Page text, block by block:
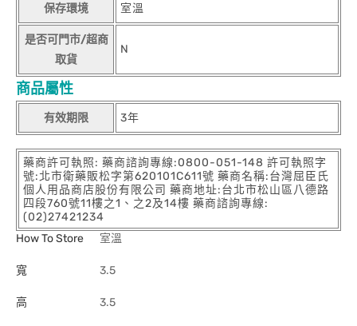
保存環境 室溫
是否可門市/超商
取貨
N
商品屬性
有效期限 3年
藥商許可執照: 藥商諮詢專線:0800-051-148 許可執照字
號:北市衛藥販松字第620101C611號 藥商名稱:台灣屈臣氏
個人用品商店股份有限公司 藥商地址:台北市松山區八德路
四段760號11樓之1、之2及14樓 藥商諮詢專線:
(02)27421234
How To Store
室溫
寬 3.5
高 3.5